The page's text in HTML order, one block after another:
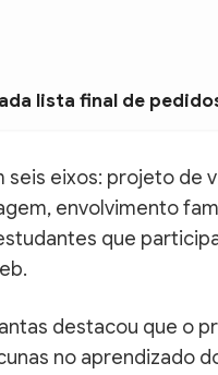
lista final de
seis eixos: projeto
envolvimento
que
destacou que o
no aprendizado